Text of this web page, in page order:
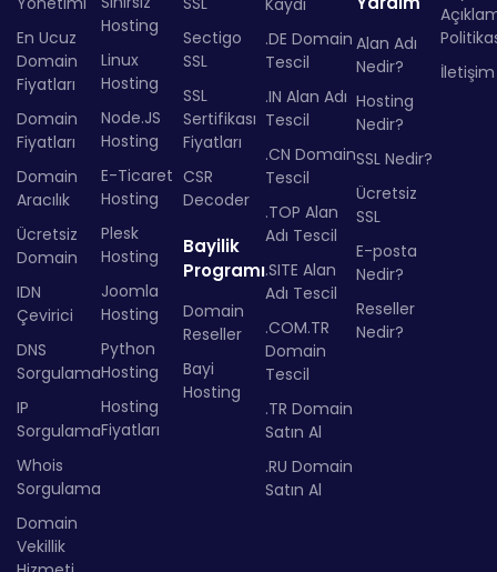
En Ucuz
Domain
Fiyatları
Domain
Fiyatları
Domain
Aracılık
Ücretsiz
Domain
IDN
Çevirici
DNS
Sorgulama
IP
Sorgulama
Whois
Sorgulama
Domain
Vekillik
Hosting
Linux
Hosting
Node.JS
Hosting
E-Ticaret
Hosting
Plesk
Hosting
Joomla
Hosting
Python
Hosting
Hosting
Fiyatları
Sectigo
SSL
SSL
Sertifikası
Fiyatları
CSR
Decoder
Bayilik
Programı
Domain
Reseller
Bayi
Hosting
Kaydı
.DE Domain
Tescil
.IN Alan Adı
Tescil
.CN Domain
Tescil
.TOP Alan
Adı Tescil
.SITE Alan
Adı Tescil
.COM.TR
Domain
Tescil
.TR Domain
Satın Al
.RU Domain
Satın Al
Alan Adı
Nedir?
Hosting
Nedir?
SSL Nedir?
Ücretsiz
SSL
E-posta
Nedir?
Reseller
Nedir?
İletişim